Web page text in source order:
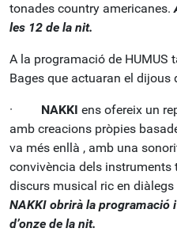
tonades country americanes.
les 12 de la nit.
A la programació de HUMUS
Bages que actuaran el dijous
· NAKKI ens ofereix un
amb creacions pròpies
va més enllà , amb una
convivència dels instruments
discurs musical ric en
NAKKI obrirà la programació
d’onze de la nit.